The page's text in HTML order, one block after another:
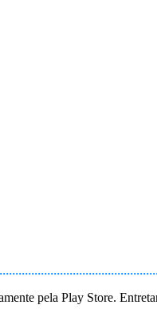
pela Play Store.